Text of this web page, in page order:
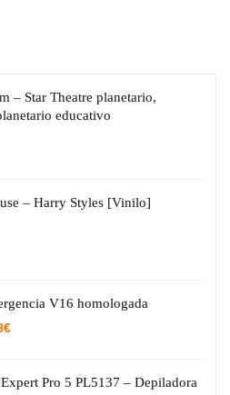
– Star Theatre planetario,
educativo
– Harry Styles [Vinilo]
V16 homologada
€El
15.38€.Pro 5 PL5137 – Depiladora